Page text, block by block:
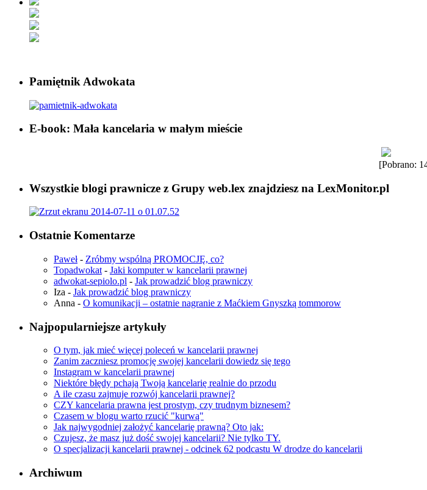
Pamiętnik Adwokata
E-book: Mała kancelaria w małym mieście
[Pobrano:
Wszystkie blogi prawnicze z Grupy web.lex znajdziesz na LexMonitor.pl
Ostatnie Komentarze
Paweł- Zróbmy wspólną PROMOCJĘ, co?
Topadwokat - Jaki komputer w kancelarii prawnej
adwokat-sepiolo.pl - Jak prowadzić blog prawniczy
Iza - Jak prowadzić blog prawniczy
Anna - O komunikacji – ostatnie nagranie z Maćkiem Gnyszką tommorow
Najpopularniejsze artykuły
O tym, jak mieć więcej poleceń w kancelarii prawnej
Zanim zaczniesz promocję swojej kancelarii dowiedz się tego
Instagram w kancelarii prawnej
Niektóre błędy pchają Twoją kancelarię realnie do przodu
A ile czasu zajmuje rozwój kancelarii prawnej?
CZY kancelaria prawna jest prostym, czy trudnym biznesem?
Czasem w blogu warto rzucić "kurwą"
Jak najwygodniej założyć kancelarię prawną? Oto jak:
Czujesz, że masz już dość swojej kancelarii? Nie tylko TY.
O specjalizacji kancelarii prawnej - odcinek 62 podcastu W drodze do kancelarii
Archiwum